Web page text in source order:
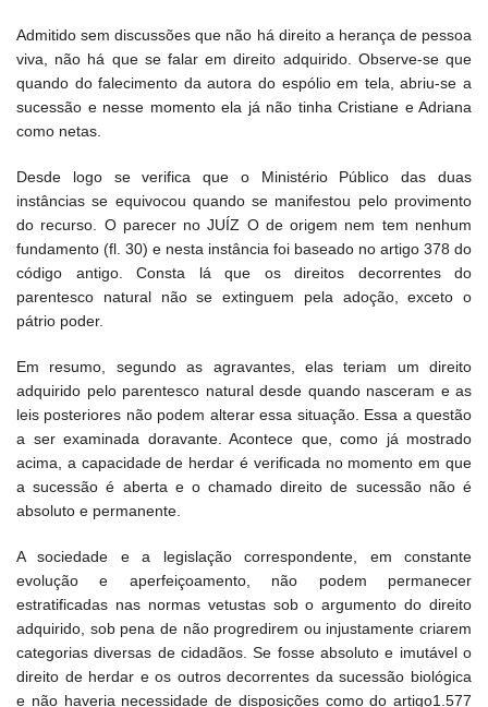
Admitido sem discussões que não há direito a herança de pessoa
viva, não há que se falar em direito adquirido. Observe-se que
quando do falecimento da autora do espólio em tela, abriu-se a
sucessão e nesse momento ela já não tinha Cristiane e Adriana
como netas.
Desde logo se verifica que o Ministério Público das duas
instâncias se equivocou quando se manifestou pelo provimento
do recurso. O parecer no JUÍZ O de origem nem tem nenhum
fundamento (fl. 30) e nesta instância foi baseado no artigo 378 do
código antigo. Consta lá que os direitos decorrentes do
parentesco natural não se extinguem pela adoção, exceto o
pátrio poder.
Em resumo, segundo as agravantes, elas teriam um direito
adquirido pelo parentesco natural desde quando nasceram e as
leis posteriores não podem alterar essa situação. Essa a questão
a ser examinada doravante. Acontece que, como já mostrado
acima, a capacidade de herdar é verificada no momento em que
a sucessão é aberta e o chamado direito de sucessão não é
absoluto e permanente.
A sociedade e a legislação correspondente, em constante
evolução e aperfeiçoamento, não podem permanecer
estratificadas nas normas vetustas sob o argumento do direito
adquirido, sob pena de não progredirem ou injustamente criarem
categorias diversas de cidadãos. Se fosse absoluto e imutável o
direito de herdar e os outros decorrentes da sucessão biológica
e não haveria necessidade de disposições como do artigo1.577